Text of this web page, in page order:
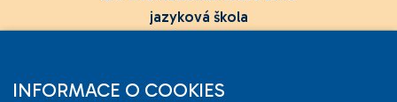
jazyková škola
INFORMACE O COOKIES